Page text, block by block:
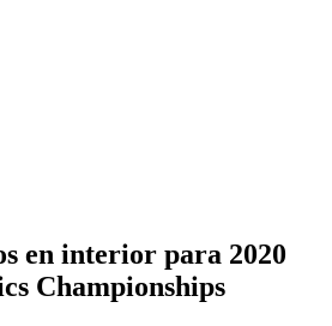
en interior para 2020
Championships